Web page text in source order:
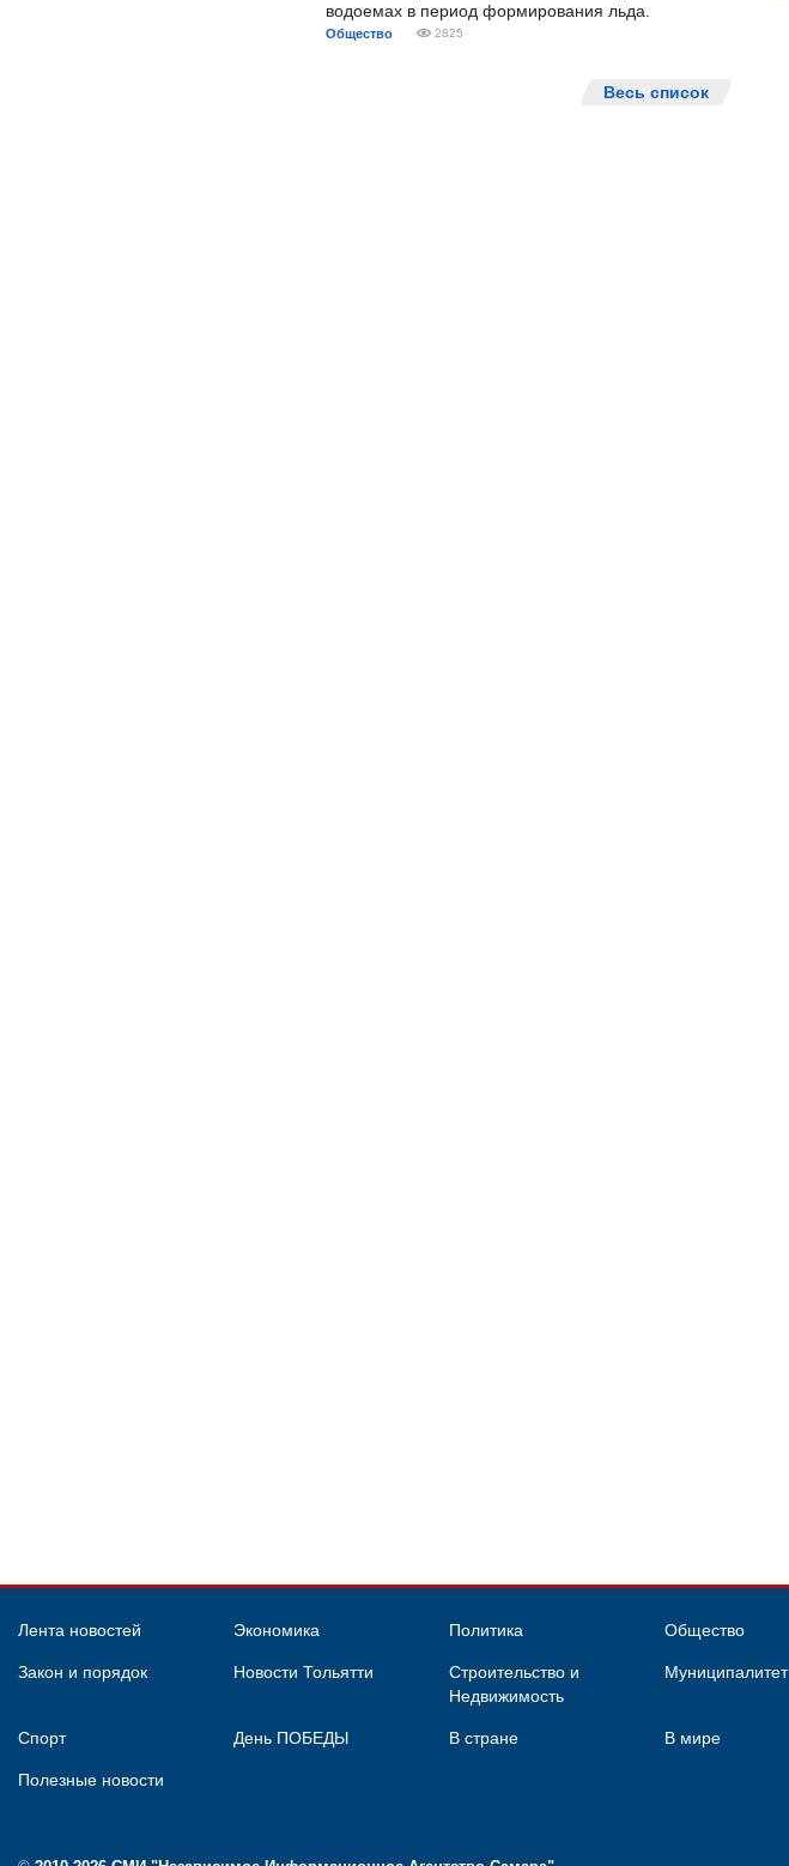
водоемах в период формирования льда.
Общество 2825
Весь список
Лента новостей Экономика Политика Общество
Закон и порядок Новости Тольятти
Строительство и
Недвижимость
Муниципалитет
Спорт День ПОБЕДЫ В стране В мире
Полезные новости